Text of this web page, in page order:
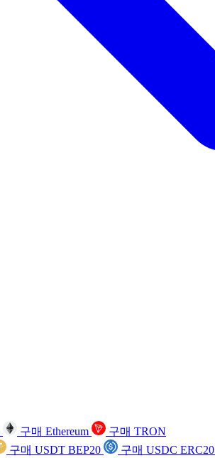
구매 Ethereum
구매 TRON
구매 USDT BEP20 구매 USDC ERC20